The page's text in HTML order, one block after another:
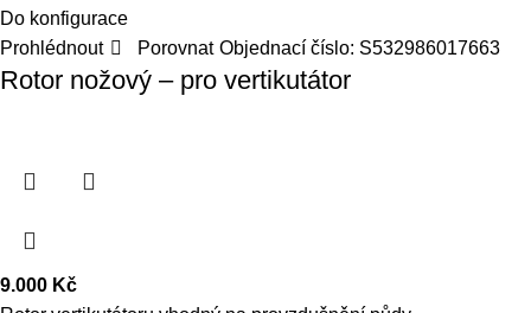
Do konfigurace
Prohlédnout
Porovnat Objednací číslo: S532986017663
Rotor nožový – pro vertikutátor
9.000 Kč